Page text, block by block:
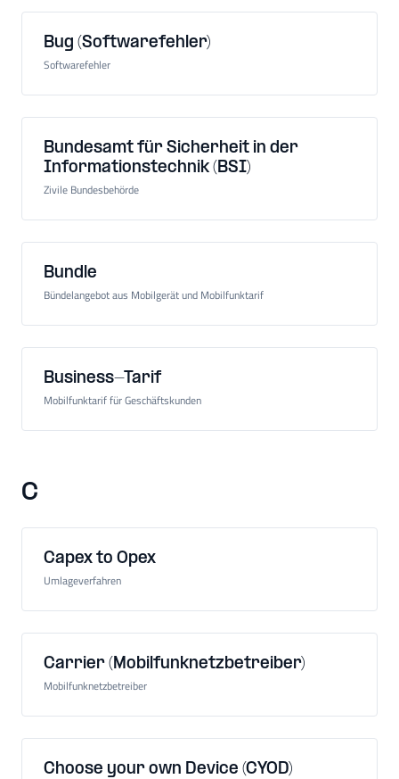
Bug (Softwarefehler)
Softwarefehler
Bundesamt für Sicherheit in der
Informationstechnik (BSI)
Zivile Bundesbehörde
Bundle
Bündelangebot aus Mobilgerät und Mobilfunktarif
Business-Tarif
Mobilfunktarif für Geschäftskunden
C
Capex to Opex
Umlageverfahren
Carrier (Mobilfunknetzbetreiber)
Mobilfunknetzbetreiber
Choose your own Device (CYOD)